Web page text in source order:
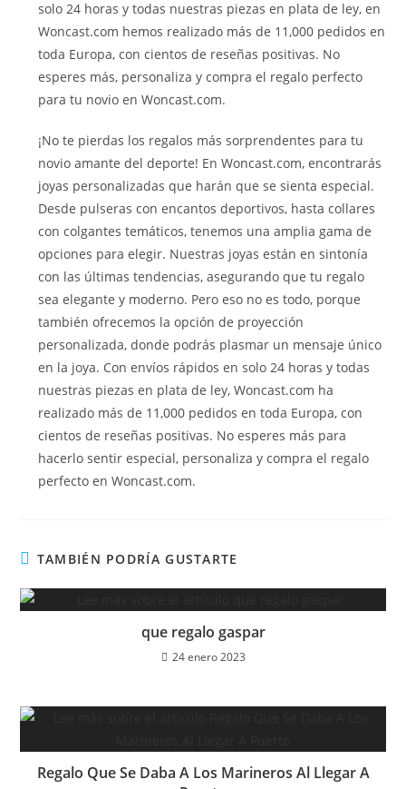
solo 24 horas y todas nuestras piezas en plata de ley, en
Woncast.com hemos realizado más de 11,000 pedidos en
toda Europa, con cientos de reseñas positivas. No
esperes más, personaliza y compra el regalo perfecto
para tu novio en Woncast.com.
¡No te pierdas los regalos más sorprendentes para tu
novio amante del deporte! En Woncast.com, encontrarás
joyas personalizadas que harán que se sienta especial.
Desde pulseras con encantos deportivos, hasta collares
con colgantes temáticos, tenemos una amplia gama de
opciones para elegir. Nuestras joyas están en sintonía
con las últimas tendencias, asegurando que tu regalo
sea elegante y moderno. Pero eso no es todo, porque
también ofrecemos la opción de proyección
personalizada, donde podrás plasmar un mensaje único
en la joya. Con envíos rápidos en solo 24 horas y todas
nuestras piezas en plata de ley, Woncast.com ha
realizado más de 11,000 pedidos en toda Europa, con
cientos de reseñas positivas. No esperes más para
hacerlo sentir especial, personaliza y compra el regalo
perfecto en Woncast.com.
TAMBIÉN PODRÍA GUSTARTE
que regalo gaspar
24 enero 2023
Regalo Que Se Daba A Los Marineros Al Llegar A